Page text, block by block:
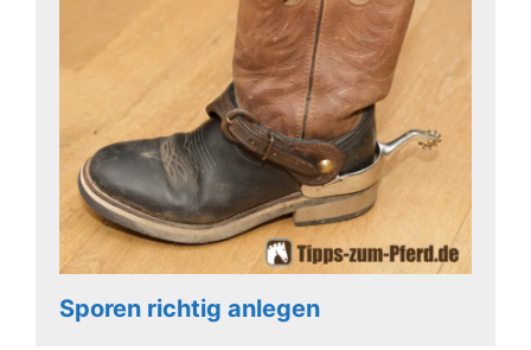
Sporen richtig anlegen